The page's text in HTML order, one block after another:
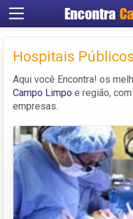
Encontra
Hospitais
Aqui você Encontra! os
Campo Limpo e região,
empresas.